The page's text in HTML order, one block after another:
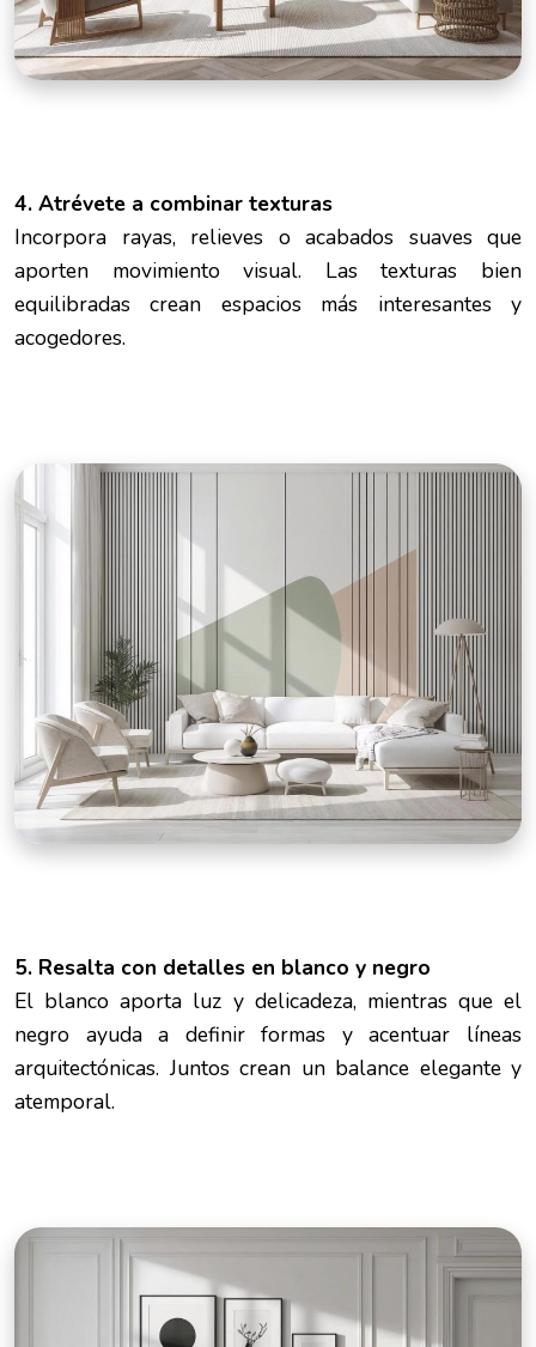
4. Atrévete a combinar texturas
Incorpora rayas, relieves o acabados suaves que
aporten movimiento visual. Las texturas bien
equilibradas crean espacios más interesantes y
acogedores.
5. Resalta con detalles en blanco y negro
El blanco aporta luz y delicadeza, mientras que el
negro ayuda a definir formas y acentuar líneas
arquitectónicas. Juntos crean un balance elegante y
atemporal.